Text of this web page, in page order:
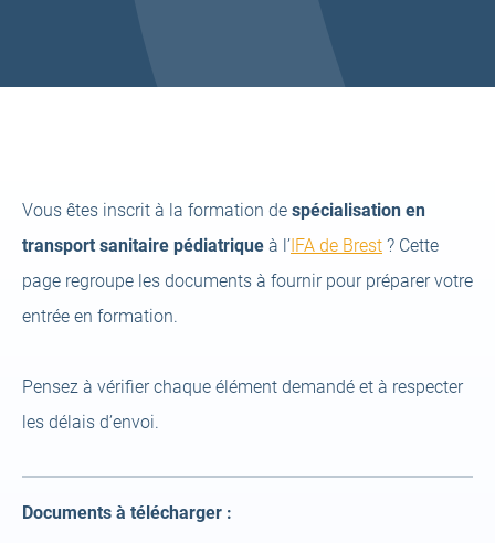
Vous êtes inscrit à la formation de spécialisation en
transport sanitaire pédiatrique à l’IFA de Brest ? Cette
page regroupe les documents à fournir pour préparer votre
entrée en formation.
Pensez à vérifier chaque élément demandé et à respecter
les délais d’envoi.
Documents à télécharger :